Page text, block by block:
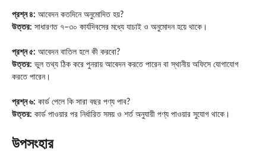
প্রশ্ন ৪: আবেদন কতদিনে অনুমোদিত হয়?
উত্তর: সাধারণত ৭–৩০ কার্যদিবসের মধ্যে যাচাই ও অনুমোদন হয়ে থাকে।
প্রশ্ন ৫: আবেদন বাতিল হলে কী করবো?
উত্তর: ভুল তথ্য ঠিক করে পুনরায় আবেদন করতে পারেন বা স্থানীয় অফিসে যোগাযোগ
করতে পারেন।
প্রশ্ন ৬: কার্ড পেলে কি সারা বছর পণ্য পাব?
উত্তর: কার্ড পাওয়ার পর নির্ধারিত সময় ও শর্ত অনুযায়ী পণ্য পাওয়ার সুযোগ থাকে।
উপসংহার